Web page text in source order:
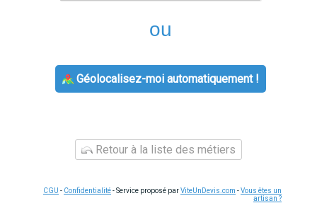
ou
Géolocalisez-moi automatiquement !
Retour à la liste des métiers
CGU - Confidentialité- Service proposé parViteUnDevis.com -Vous êtes un
artisan ?